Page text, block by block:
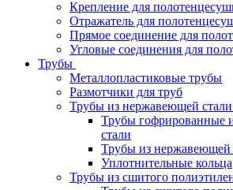
Крепление для
Отражатель для
Прямое соединение для
Угловые соединения для
Трубы
Металлопластиковые трубы
Размотчики для труб
Трубы из нержавеющей стали
Трубы гофрированные
стали
Трубы из нержавеющей
Уплотнительные кольца
Трубы из сшитого